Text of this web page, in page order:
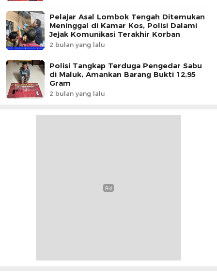
Pelajar Asal Lombok Tengah Ditemukan
Meninggal di Kamar Kos, Polisi Dalami
Jejak Komunikasi Terakhir Korban
2 bulan yang lalu
Polisi Tangkap Terduga Pengedar Sabu
di Maluk, Amankan Barang Bukti 12,95
Gram
2 bulan yang lalu